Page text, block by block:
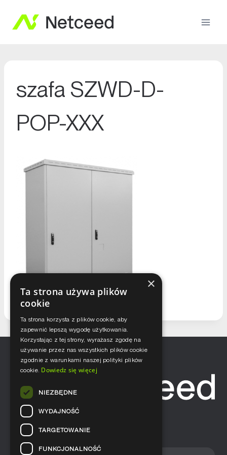
szafa SZWD-D-
POP-XXX
×
Ta strona używa plików
cookie
Ta strona korzysta z plików cookie, aby
zapewnić lepszą wygodę użytkowania.
Korzystając z tej strony, wyrażasz zgodę na
używanie przez nas wszystkich plików cookie
zgodnie z warunkami naszej polityki plików
cookie. Dowiedz się więcej
NIEZBĘDNE
WYDAJNOŚĆ
TARGETOWANIE
FUNKCJONALNOŚĆ